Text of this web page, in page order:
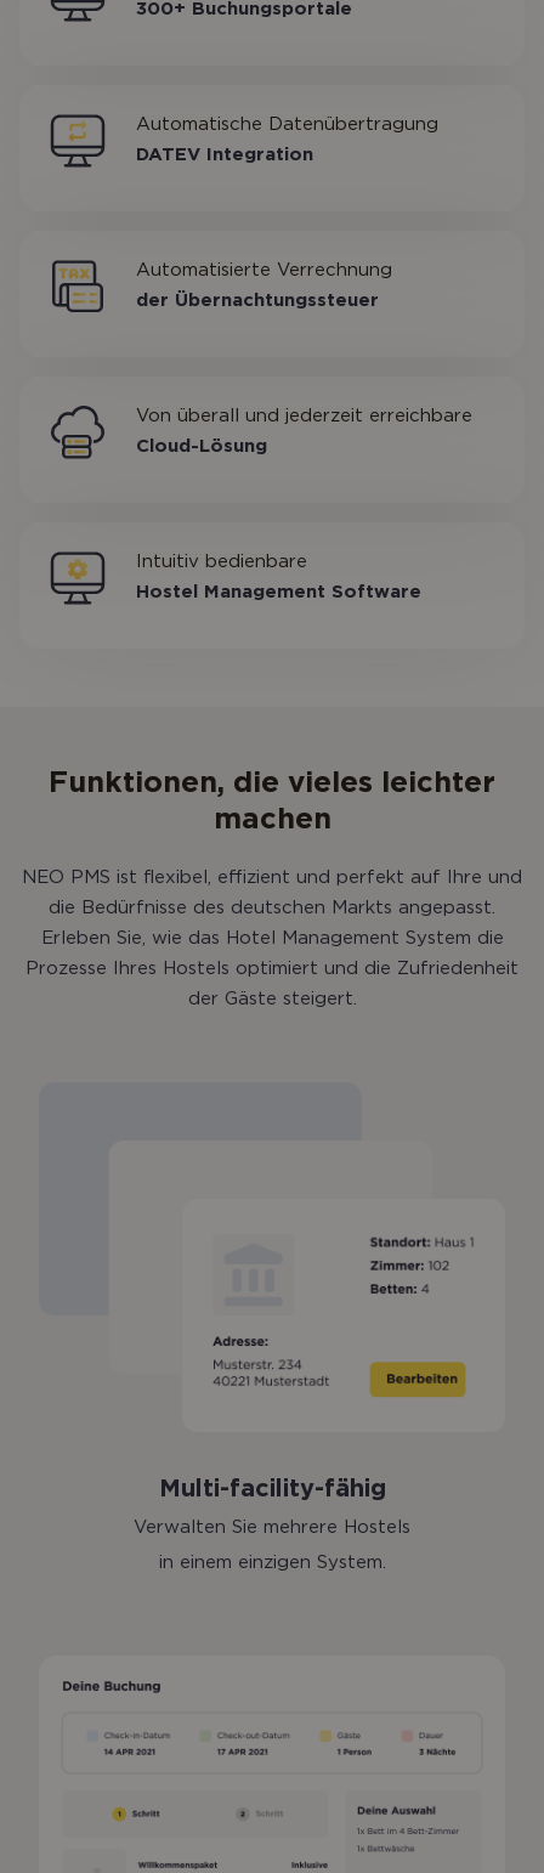
300+ Buchungsportale
Automatische Datenübertragung
DATEV Integration
Automatisierte Verrechnung
der Übernachtungssteuer
Von überall und jederzeit erreichbare
Cloud-Lösung
Intuitiv bedienbare
Hostel Management Software
Funktionen, die vieles leichter
machen
NEO PMS ist flexibel, effizient und perfekt auf Ihre und
die Bedürfnisse des deutschen Markts angepasst.
Erleben Sie, wie das Hotel Management System die
Prozesse Ihres Hostels optimiert und die Zufriedenheit
der Gäste steigert.
Multi-facility-fähig
Verwalten Sie mehrere Hostels
in einem einzigen System.